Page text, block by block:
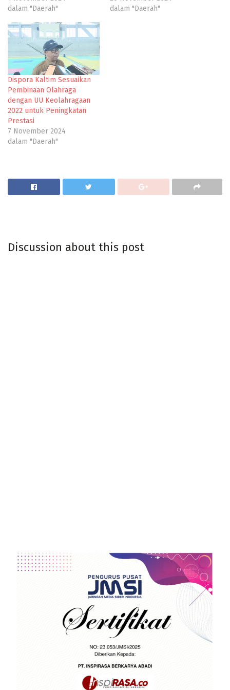
dalam "Daerah"
dalam "Daerah"
Dispora Kaltim Sesuaikan
Pembinaan Olahraga
dengan UU Keolahragaan
2022 untuk Peningkatan
Prestasi
7 November 2024
dalam "Daerah"
Discussion about this post